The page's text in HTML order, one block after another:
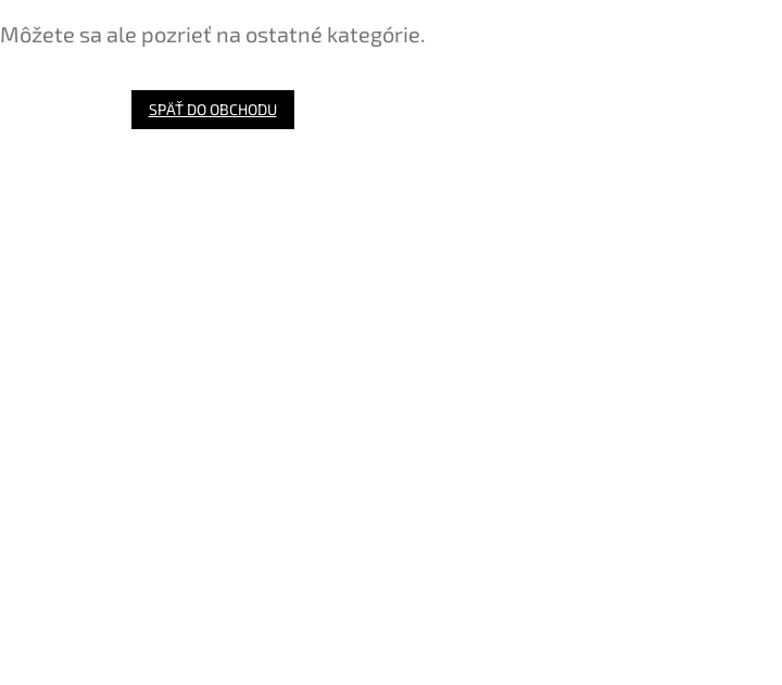
Môžete sa ale pozrieť na ostatné kategórie.
SPÄŤ DO OBCHODU